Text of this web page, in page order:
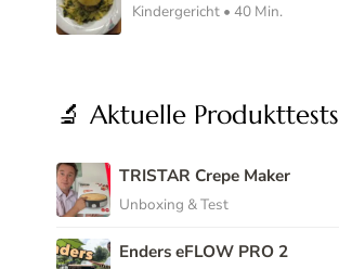
Kindergericht • 40 Min.
🔬 Aktuelle Produkttests
TRISTAR Crepe Maker
Unboxing & Test
Enders eFLOW PRO 2